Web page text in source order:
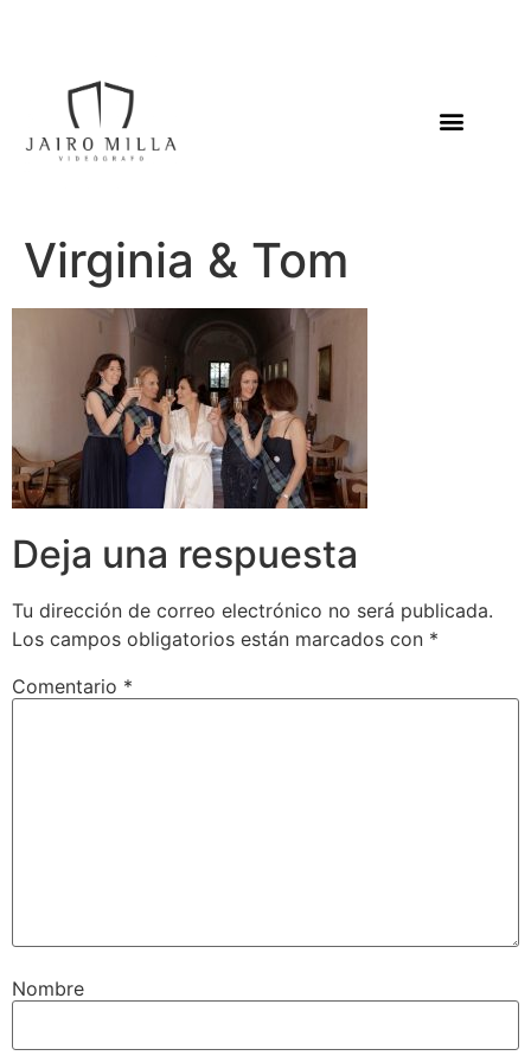
Virginia & Tom
Deja una respuesta
Tu dirección de correo electrónico no será publicada.
Los campos obligatorios están marcados con *
Comentario *
Nombre